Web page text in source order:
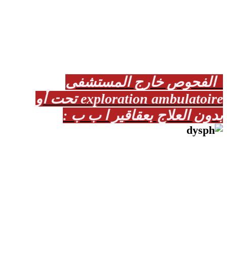
الفحوص خارج المستشفى
exploration ambulatoire تحت أو
بدون العلاج بعقاقير ا ب ب :